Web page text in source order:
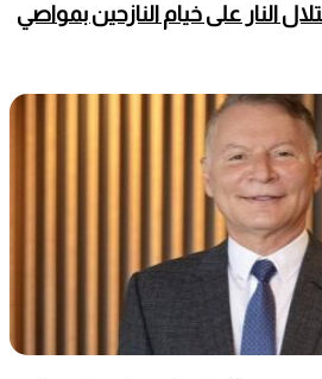
النار على خيام النازحين بمواصي